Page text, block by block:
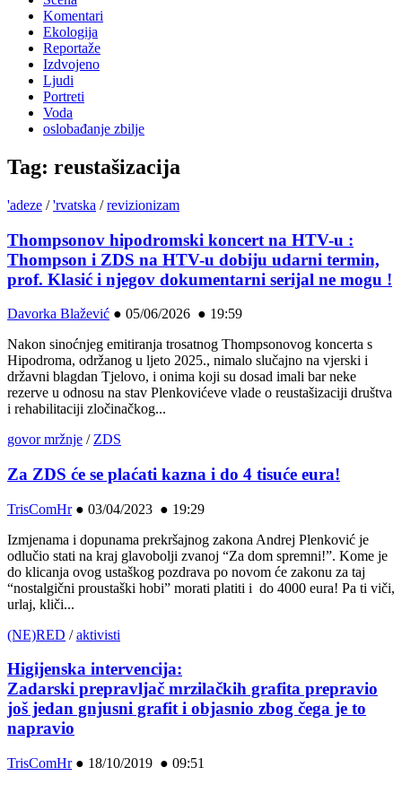
Komentari
Ekologija
Reportaže
Izdvojeno
Ljudi
Portreti
Voda
oslobađanje zbilje
Tag: reustašizacija
'adeze /'rvatska /revizionizam
Thompsonov hipodromski koncert na HTV-u :
Thompson i ZDS na HTV-u dobiju udarni termin,
prof. Klasić i njegov dokumentarni serijal ne mogu !
Davorka Blažević ● 05/06/2026 ● 19:59
Nakon sinoćnjeg emitiranja trosatnog Thompsonovog koncerta s
Hipodroma, održanog u ljeto 2025., nimalo slučajno na vjerski i
državni blagdan Tjelovo, i onima koji su dosad imali bar neke
rezerve u odnosu na stav Plenkovićeve vlade o reustašizaciji društva
i rehabilitaciji zločinačkog...
govor mržnje / ZDS
Za ZDS će se plaćati kazna i do 4 tisuće eura!
TrisComHr● 03/04/2023 ● 19:29
Izmjenama i dopunama prekršajnog zakona Andrej Plenković je
odlučio stati na kraj glavobolji zvanoj “Za dom spremni!”. Kome je
do klicanja ovog ustaškog pozdrava po novom će zakonu za taj
“nostalgični proustaški hobi” morati platiti i do 4000 eura! Pa ti viči,
urlaj, kliči...
(NE)RED /aktivisti
Higijenska intervencija:
Zadarski prepravljač mrzilačkih grafita prepravio
još jedan gnjusni grafit i objasnio zbog čega je to
napravio
TrisComHr● 18/10/2019 ● 09:51